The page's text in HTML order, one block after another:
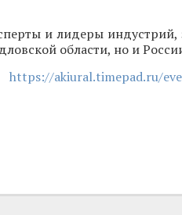
и лидеры
области, но и
https://akiural.timepad.ru/